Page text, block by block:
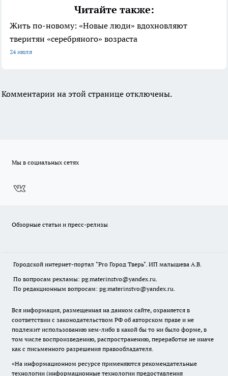
Читайте также:
Жить по-новому: «Новые люди» вдохновляют
тверитян «серебряного» возраста
24 июля
Комментарии на этой странице отключены.
Мы в социальных сетях
Обзорные статьи и пресс-релизы
Городской интернет-портал "Pro Город Тверь". ИП малышева А.В.
По вопросам рекламы: pg.materinstvo@yandex.ru.
По редакционным вопросам: pg.materinstvo@yandex.ru.
Вся информация, размещенная на данном сайте, охраняется в
соответствии с законодательством РФ об авторском праве и не
подлежит использованию кем-либо в какой бы то ни было форме, в
том числе воспроизведению, распространению, переработке не иначе
как с письменного разрешения правообладателя.
«На информационном ресурсе применяются рекомендательные
технологии (информационные технологии предоставления